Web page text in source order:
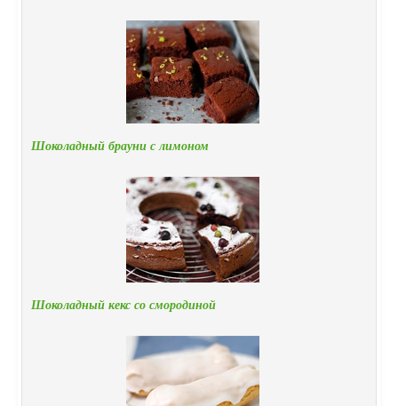
Шоколадный брауни с лимоном
Шоколадный кекс со смородиной